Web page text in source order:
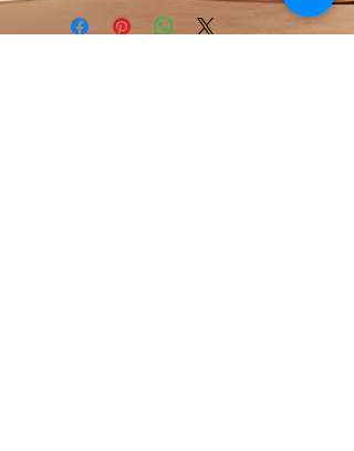
용 등 정확하고 깔끔한 설명은 소비자
들에게 내 제품 구매에 대한 확신을 심